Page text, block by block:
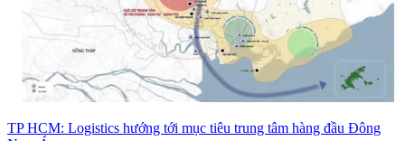
TP HCM: Logistics hướng tới mục tiêu trung tâm hàng đầu Đông